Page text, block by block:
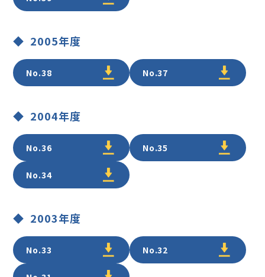
2005年度
No.38 No.37
2004年度
No.36 No.35
No.34
2003年度
No.33 No.32